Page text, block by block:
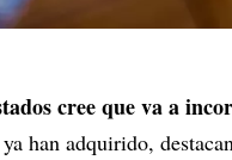
cree que va a
han adquirido,